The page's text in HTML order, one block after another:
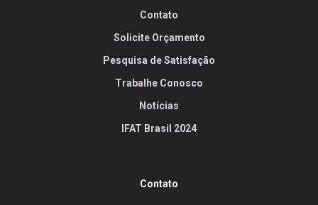
Contato
Solicite Orçamento
Pesquisa de Satisfação
Trabalhe Conosco
Notícias
IFAT Brasil 2024
Contato